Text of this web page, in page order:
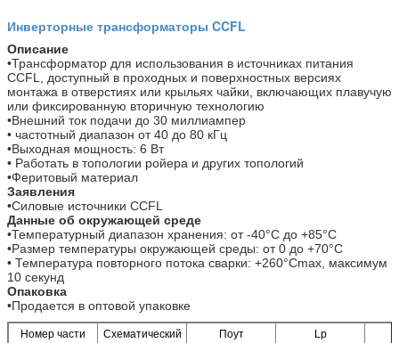
Инверторные трансформаторы CCFL
Описание
•Трансформатор для использования в источниках питания
CCFL, доступный в проходных и поверхностных версиях
монтажа в отверстиях или крыльях чайки, включающих плавучую
или фиксированную вторичную технологию
•Внешний ток подачи до 30 миллиампер
• частотный диапазон от 40 до 80 кГц
•Выходная мощность: 6 Вт
• Работать в топологии ройера и других топологий
•Феритовый материал
Заявления
•Силовые источники CCFL
Данные об окружающей среде
•Температурный диапазон хранения: от -40°C до +85°C
•Размер температуры окружающей среды: от 0 до +70°C
• Температура повторного потока сварки: +260°Cmax, максимум
10 секунд
Опаковка
•Продается в оптовой упаковке
Номер части
Схематический
Поут
Lp